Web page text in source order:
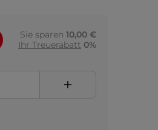
Sie sparen 10,00 €
Ihr Treuerabatt 0%